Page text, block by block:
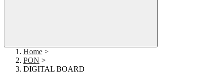
Home >
PON >
DIGITAL BOARD